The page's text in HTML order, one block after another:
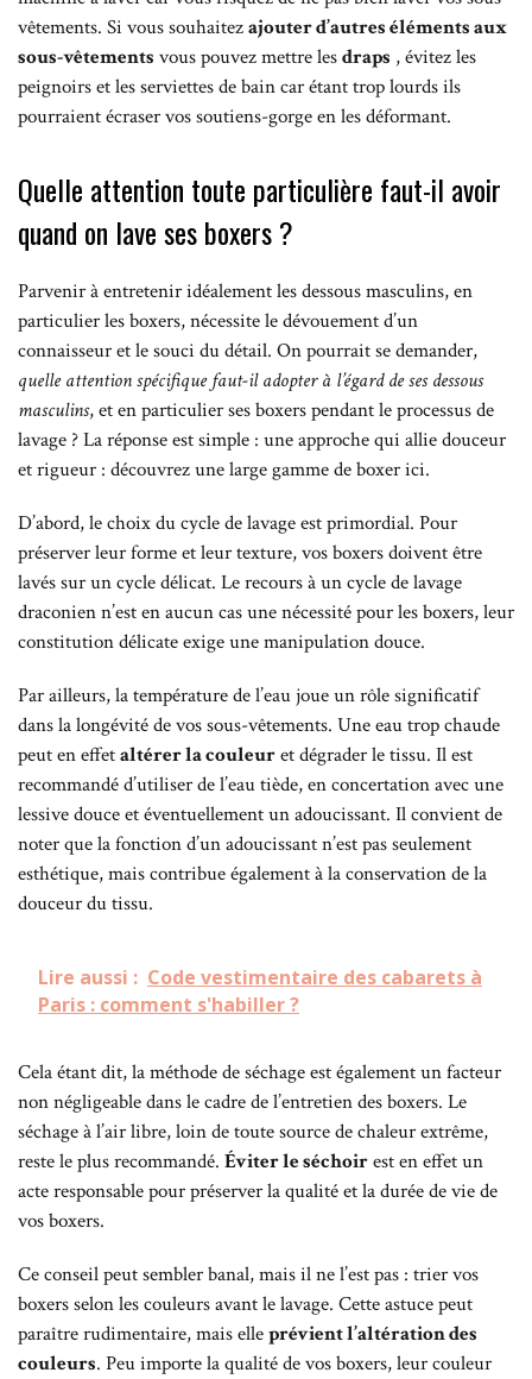
vêtements. Si vous souhaitezajouter d’autres éléments aux
sous-vêtements vous pouvez mettre lesdraps , évitez les
peignoirs et les serviettes de bain car étant trop lourds ils
pourraient écraser vos soutiens-gorge en les déformant.
Quelle attention toute particulière faut-il avoir
quand on lave ses boxers ?
Parvenir à entretenir idéalement les dessous masculins, en
particulier les boxers, nécessite le dévouement d’un
connaisseur et le souci du détail. On pourrait se demander,
quelle attention spécifique faut-il adopter à l’égard de ses dessous
masculins, et en particulier ses boxers pendant le processus de
lavage ? La réponse est simple : une approche qui allie douceur
et rigueur : découvrez une large gamme de boxer ici.
D’abord, le choix du cycle de lavage est primordial. Pour
préserver leur forme et leur texture, vos boxers doivent être
lavés sur un cycle délicat. Le recours à un cycle de lavage
draconien n’est en aucun cas une nécessité pour les boxers, leur
constitution délicate exige une manipulation douce.
Par ailleurs, la température de l’eau joue un rôle significatif
dans la longévité de vos sous-vêtements. Une eau trop chaude
peut en effetaltérer la couleuret dégrader le tissu. Il est
recommandé d’utiliser de l’eau tiède, en concertation avec une
lessive douce et éventuellement un adoucissant. Il convient de
noter que la fonction d’un adoucissant n’est pas seulement
esthétique, mais contribue également à la conservation de la
douceur du tissu.
Lire aussi : Code vestimentaire des cabarets à
Paris : comment s'habiller ?
Cela étant dit, la méthode de séchage est également un facteur
non négligeable dans le cadre de l’entretien des boxers. Le
séchage à l’air libre, loin de toute source de chaleur extrême,
reste le plus recommandé. Éviter le séchoirest en effet un
acte responsable pour préserver la qualité et la durée de vie de
vos boxers.
Ce conseil peut sembler banal, mais il ne l’est pas : trier vos
boxers selon les couleurs avant le lavage. Cette astuce peut
paraître rudimentaire, mais elleprévient l’altération des
couleurs. Peu importe la qualité de vos boxers, leur couleur